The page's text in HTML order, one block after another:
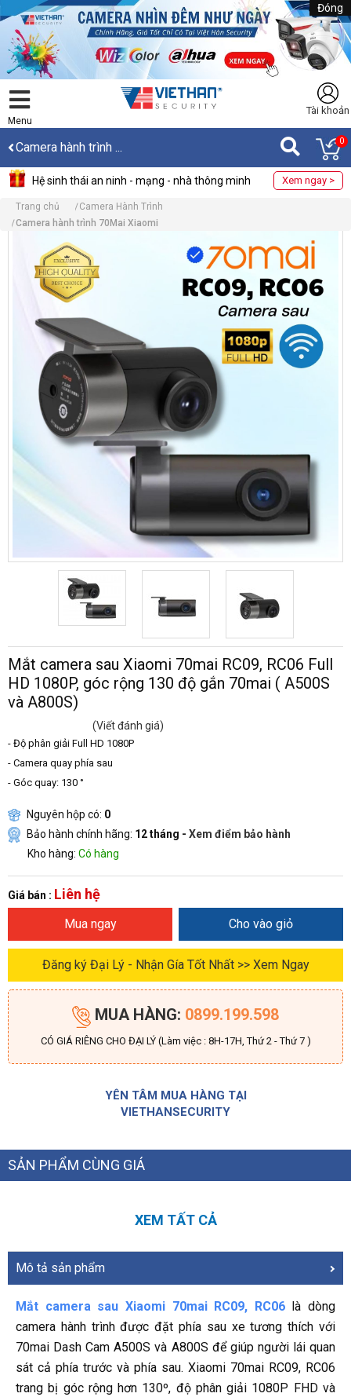
Đóng
Menu
Tài khoản
Camera hành trình ... 0
Hệ sinh thái an ninh - mạng - nhà thông minh Xem ngay >
Trang chủ
Camera Hành Trình
Camera hành trình 70Mai Xiaomi
Mắt camera sau Xiaomi 70mai RC09, RC06 Full
HD 1080P, góc rộng 130 độ gắn 70mai ( A500S
và A800S)
(Viết đánh giá)
- Độ phân giải Full HD 1080P
- Camera quay phía sau
- Góc quay: 130 °
Nguyên hộp có: 0
Bảo hành chính hãng: 12 tháng - Xem điểm bảo hành
Kho hàng: Có hàng
Giá bán : Liên hệ
Mua ngay Cho vào giỏ
Đăng ký Đại Lý - Nhận Gía Tốt Nhất >> Xem Ngay
MUA HÀNG: 0899.199.598
CÓ GIÁ RIÊNG CHO ĐẠI LÝ (Làm việc : 8H-17H, Thứ 2 - Thứ 7 )
YÊN TÂM MUA HÀNG TẠI
VIETHANSECURITY
SẢN PHẨM CÙNG GIÁ
XEM TẤT CẢ
Mô tả sản phẩm
Mắt camera sau Xiaomi 70mai RC09, RC06là dòng
camera hành trình được đặt phía sau xe tương thích với
70mai Dash Cam A500S và A800S để giúp người lái quan
sát cả phía trước và phía sau. Xiaomi 70mai RC09, RC06
trang bị góc rộng hơn 130º, độ phân giải 1080P FHD và